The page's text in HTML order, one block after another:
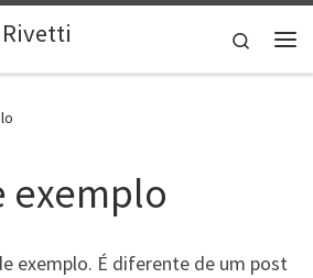
Search
exemplo
exemplo. É diferente de um post